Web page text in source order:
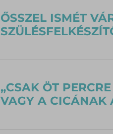
ŐSSZEL ISMÉT
„CSAK ÖT
VAGY A CICÁNAK